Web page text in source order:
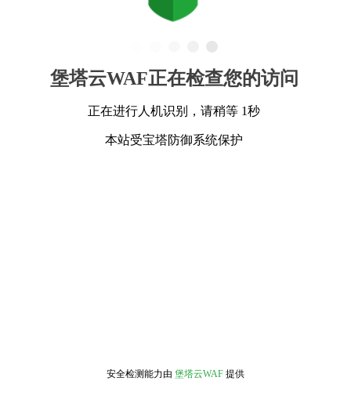
堡塔云WAF正在检查您的访问
正在进行人机识别，请稍等 1秒
本站受宝塔防御系统保护
安全检测能力由 堡塔云WAF 提供